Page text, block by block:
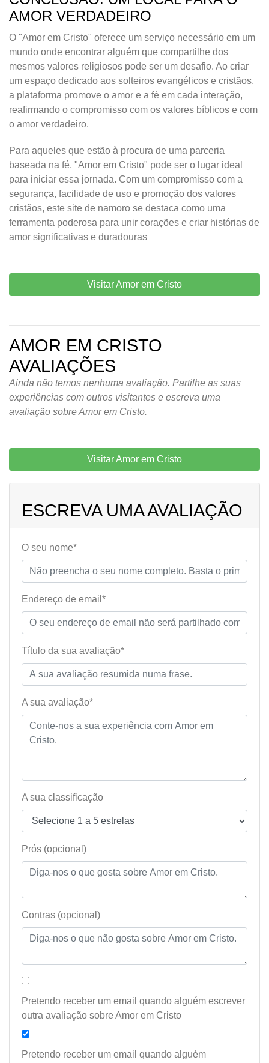
AMOR VERDADEIRO
O "Amor em Cristo" oferece um serviço necessário em um
mundo onde encontrar alguém que compartilhe dos
mesmos valores religiosos pode ser um desafio. Ao criar
um espaço dedicado aos solteiros evangélicos e cristãos,
a plataforma promove o amor e a fé em cada interação,
reafirmando o compromisso com os valores bíblicos e com
o amor verdadeiro.
Para aqueles que estão à procura de uma parceria
baseada na fé, "Amor em Cristo" pode ser o lugar ideal
para iniciar essa jornada. Com um compromisso com a
segurança, facilidade de uso e promoção dos valores
cristãos, este site de namoro se destaca como uma
ferramenta poderosa para unir corações e criar histórias de
amor significativas e duradouras
Visitar Amor em Cristo
AMOR EM CRISTO
AVALIAÇÕES
Ainda não temos nenhuma avaliação. Partilhe as suas
experiências com outros visitantes e escreva uma
avaliação sobre Amor em Cristo.
Visitar Amor em Cristo
ESCREVA UMA AVALIAÇÃO
O seu nome*
Endereço de email*
Título da sua avaliação*
A sua avaliação*
A sua classificação
Prós (opcional)
Contras (opcional)
Pretendo receber um email quando alguém escrever
outra avaliação sobre Amor em Cristo
Pretendo receber um email quando alguém